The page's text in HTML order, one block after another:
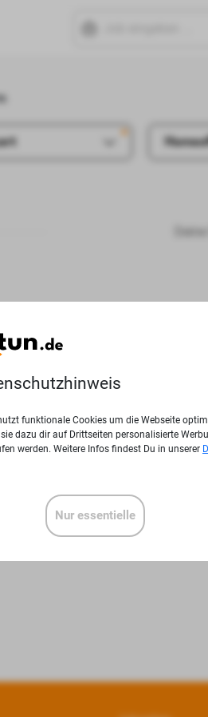
funktionale Cookies um die Webseite
dazu dir auf Drittseiten personalisierte
werden. Weitere Infos findest Du in unserer
Nur essentielle